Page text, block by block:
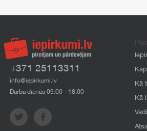
+371 25113311
info@iepirkumi.lv
Darba dienās 09:00 - 18:00
Kā
Kā